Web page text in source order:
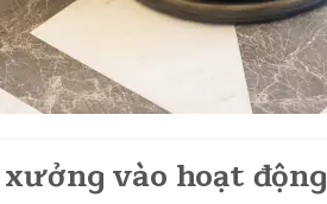
vào hoạt động